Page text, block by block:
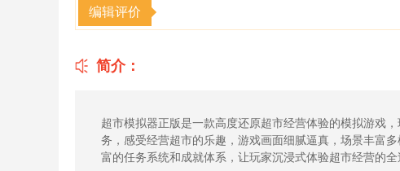
编辑评价
简介：
超市模拟器正版是一款高度还原超市经营体验的模拟游戏
务，感受经营超市的乐趣，游戏画面细腻逼真，场景丰富
富的任务系统和成就体系，让玩家沉浸式体验超市经营的全